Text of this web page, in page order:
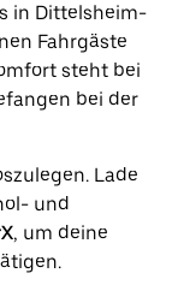
in Dittelsheim-
Fahrgäste
steht bei
bei der
Lade
und
, um deine